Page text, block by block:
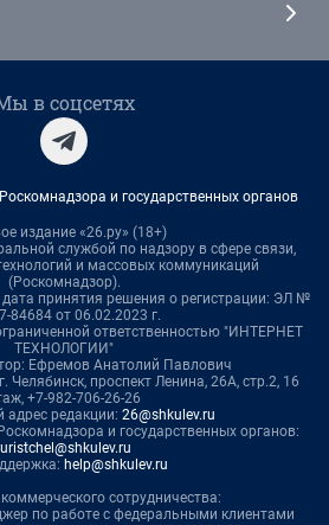
в соцсетях
и государственных органов
издание «26.ру» (18+)
службой по надзору в сфере связи,
и массовых коммуникаций
(Роскомнадзор).
принятия решения о регистрации: ЭЛ №
84684 от 06.02.2023 г.
ответственностью "ИНТЕРНЕТ
ТЕХНОЛОГИИ"
Ефремов Анатолий Павлович
Челябинск, проспект Ленина, 26А, стр.2, 16
+7-982-706-26-26
адрес редакции: 26@shkulev.ru
и государственных органов:
help@shkulev.ru
сотрудничества:
по работе с федеральными клиентами